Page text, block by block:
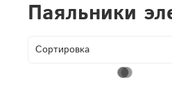
Паяльники